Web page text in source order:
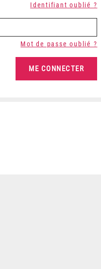
Identifiant oublié ?
Mot de passe oublié ?